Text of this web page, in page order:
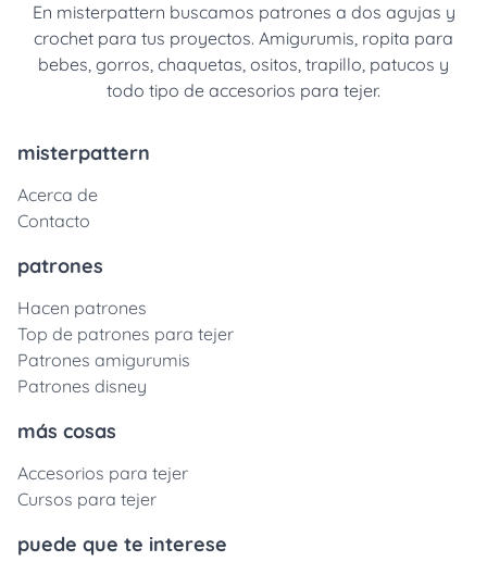
En misterpattern buscamos patrones a dos agujas y
crochet para tus proyectos. Amigurumis, ropita para
bebes, gorros, chaquetas, ositos, trapillo, patucos y
todo tipo de accesorios para tejer.
misterpattern
Acerca de
Contacto
patrones
Hacen patrones
Top de patrones para tejer
Patrones amigurumis
Patrones disney
más cosas
Accesorios para tejer
Cursos para tejer
puede que te interese